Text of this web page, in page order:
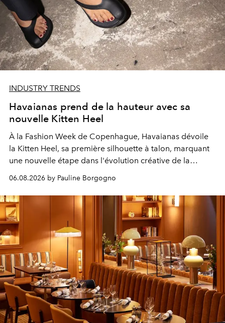
INDUSTRY TRENDS
Havaianas prend de la hauteur avec sa
nouvelle Kitten Heel
À la Fashion Week de Copenhague, Havaianas dévoile
la Kitten Heel, sa première silhouette à talon, marquant
une nouvelle étape dans l'évolution créative de la
06.08.2026 by Pauline Borgogno